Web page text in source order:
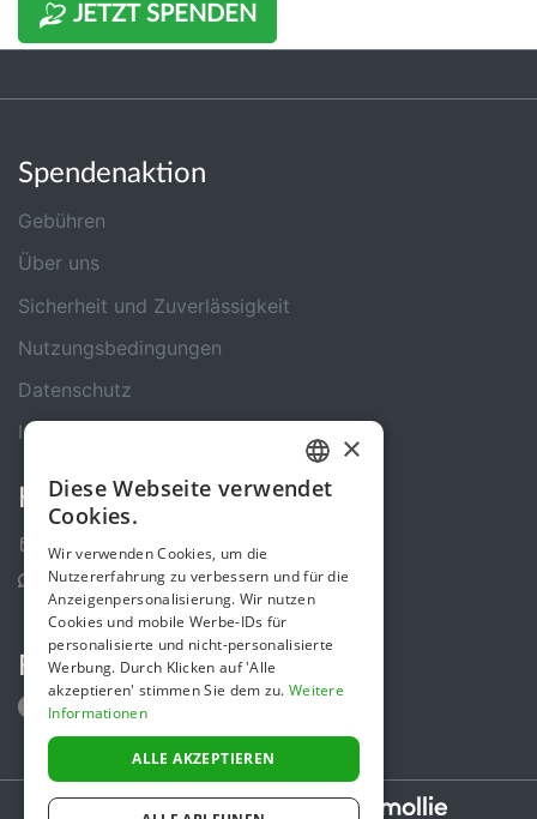
JETZT SPENDEN
Spendenaktion
Gebühren
Über uns
Sicherheit und Zuverlässigkeit
Nutzungsbedingungen
Datenschutz
Impressum
Kontakt
Kontakt-Formular
Support Center
Folge uns
Secure payments powered by
GERMAN
×
Diese Webseite verwendet
Cookies.
Wir verwenden Cookies, um die
Nutzererfahrung zu verbessern und für die
Anzeigenpersonalisierung. Wir nutzen
Cookies und mobile Werbe-IDs für
personalisierte und nicht-personalisierte
Werbung. Durch Klicken auf 'Alle
akzeptieren' stimmen Sie dem zu. Weitere
Informationen
ALLE AKZEPTIEREN